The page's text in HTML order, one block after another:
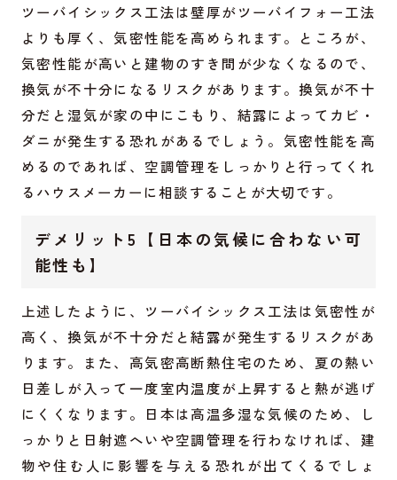
ツーバイシックス工法は壁厚がツーバイフォー工法
よりも厚く、気密性能を高められます。ところが、
気密性能が高いと建物のすき間が少なくなるので、
換気が不十分になるリスクがあります。換気が不十
分だと湿気が家の中にこもり、結露によってカビ・
ダニが発生する恐れがあるでしょう。気密性能を高
めるのであれば、空調管理をしっかりと行ってくれ
るハウスメーカーに相談することが大切です。
デメリット5【日本の気候に合わない可
能性も】
上述したように、ツーバイシックス工法は気密性が
高く、換気が不十分だと結露が発生するリスクがあ
ります。また、高気密高断熱住宅のため、夏の熱い
日差しが入って一度室内温度が上昇すると熱が逃げ
にくくなります。日本は高温多湿な気候のため、し
っかりと日射遮へいや空調管理を行わなければ、建
物や住む人に影響を与える恐れが出てくるでしょ